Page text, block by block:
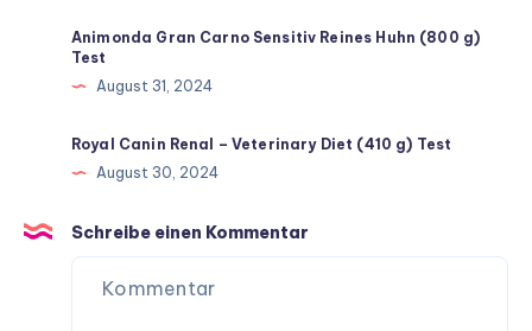
Animonda Gran Carno Sensitiv Reines Huhn (800 g)
Test
August 31, 2024
Royal Canin Renal – Veterinary Diet (410 g) Test
August 30, 2024
Schreibe einen Kommentar